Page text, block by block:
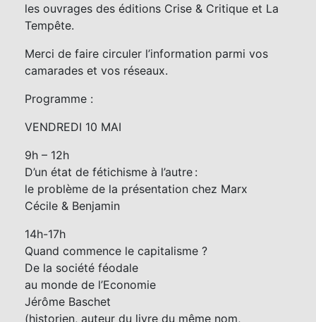
les ouvrages des éditions Crise & Critique et La
Tempête.
Merci de faire circuler l’information parmi vos
camarades et vos réseaux.
Programme :
VENDREDI 10 MAI
9h – 12h
D’un état de fétichisme à l’autre :
le problème de la présentation chez Marx
Cécile & Benjamin
14h-17h
Quand commence le capitalisme ?
De la société féodale
au monde de l’Economie
Jérôme Baschet
(historien, auteur du livre du même nom,